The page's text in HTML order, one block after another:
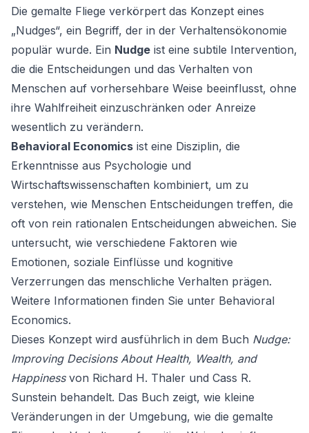
Die gemalte Fliege verkörpert das Konzept eines
„Nudges“, ein Begriff, der in der Verhaltensökonomie
populär wurde. Ein Nudge ist eine subtile Intervention,
die die Entscheidungen und das Verhalten von
Menschen auf vorhersehbare Weise beeinflusst, ohne
ihre Wahlfreiheit einzuschränken oder Anreize
wesentlich zu verändern.
Behavioral Economics ist eine Disziplin, die
Erkenntnisse aus Psychologie und
Wirtschaftswissenschaften kombiniert, um zu
verstehen, wie Menschen Entscheidungen treffen, die
oft von rein rationalen Entscheidungen abweichen. Sie
untersucht, wie verschiedene Faktoren wie
Emotionen, soziale Einflüsse und kognitive
Verzerrungen das menschliche Verhalten prägen.
Weitere Informationen finden Sie unter Behavioral
Economics.
Dieses Konzept wird ausführlich in dem Buch Nudge:
Improving Decisions About Health, Wealth, and
Happinessvon Richard H. Thaler und Cass R.
Sunstein behandelt. Das Buch zeigt, wie kleine
Veränderungen in der Umgebung, wie die gemalte